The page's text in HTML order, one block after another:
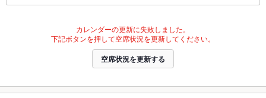
カレンダーの更新に失敗しました。
下記ボタンを押して空席状況を更新してください。
空席状況を更新する